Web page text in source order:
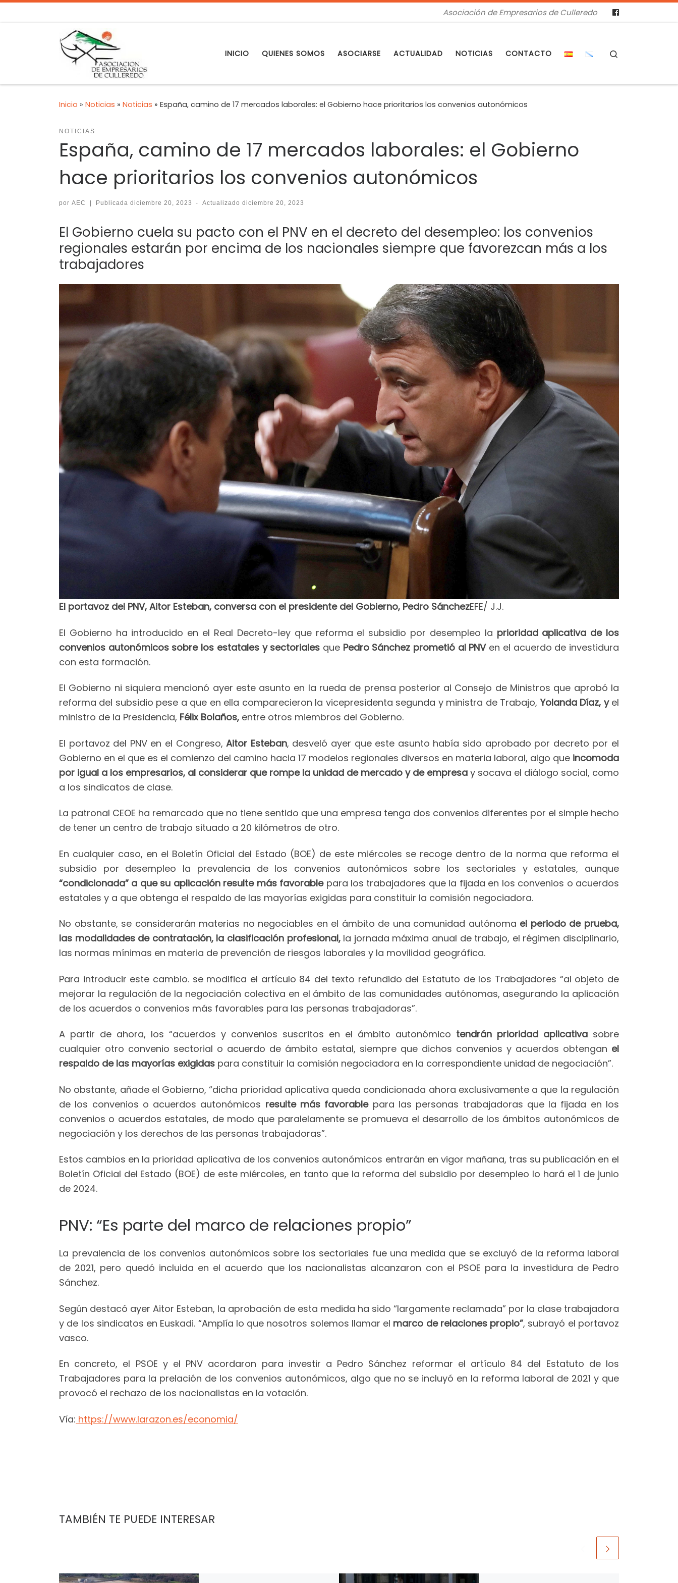
Asociación de Empresarios de Culleredo
INICIO QUIENES SOMOS ASOCIARSE ACTUALIDAD NOTICIAS CONTACTO
Inicio » Noticias » Noticias » España, camino de 17 mercados laborales: el Gobierno hace prioritarios los convenios autonómicos
NOTICIAS
España, camino de 17 mercados laborales: el Gobierno
hace prioritarios los convenios autonómicos
por AEC | Publicada diciembre 20, 2023 - Actualizadodiciembre 20, 2023
El Gobierno cuela su pacto con el PNV en el decreto del desempleo: los convenios
regionales estarán por encima de los nacionales siempre que favorezcan más a los
trabajadores
El portavoz del PNV, Aitor Esteban, conversa con el presidente del Gobierno, Pedro SánchezEFE/ J.J.
El Gobierno ha introducido en el Real Decreto-ley que reforma el subsidio por desempleo la prioridad aplicativa de los
convenios autonómicos sobre los estatales y sectoriales que Pedro Sánchez prometió al PNV en el acuerdo de investidura
con esta formación.
El Gobierno ni siquiera mencionó ayer este asunto en la rueda de prensa posterior al Consejo de Ministros que aprobó la
reforma del subsidio pese a que en ella comparecieron la vicepresidenta segunda y ministra de Trabajo, Yolanda Díaz, yel
ministro de la Presidencia, Félix Bolaños, entre otros miembros del Gobierno.
El portavoz del PNV en el Congreso, Aitor Esteban, desveló ayer que este asunto había sido aprobado por decreto por el
Gobierno en el que es el comienzo del camino hacia 17 modelos regionales diversos en materia laboral, algo que incomoda
por igual a los empresarios, al considerar que rompe la unidad de mercado y de empresa y socava el diálogo social, como
a los sindicatos de clase.
La patronal CEOE ha remarcado que no tiene sentido que una empresa tenga dos convenios diferentes por el simple hecho
de tener un centro de trabajo situado a 20 kilómetros de otro.
En cualquier caso, en el Boletín Oficial del Estado (BOE) de este miércoles se recoge dentro de la norma que reforma el
subsidio por desempleo la prevalencia de los convenios autonómicos sobre los sectoriales y estatales, aunque
“condicionada” a que su aplicación resulte más favorable para los trabajadores que la fijada en los convenios o acuerdos
estatales y a que obtenga el respaldo de las mayorías exigidas para constituir la comisión negociadora.
No obstante, se considerarán materias no negociables en el ámbito de una comunidad autónoma el periodo de prueba,
las modalidades de contratación, la clasificación profesional,la jornada máxima anual de trabajo, el régimen disciplinario,
las normas mínimas en materia de prevención de riesgos laborales y la movilidad geográfica.
Para introducir este cambio. se modifica el artículo 84 del texto refundido del Estatuto de los Trabajadores “al objeto de
mejorar la regulación de la negociación colectiva en el ámbito de las comunidades autónomas, asegurando la aplicación
de los acuerdos o convenios más favorables para las personas trabajadoras”.
A partir de ahora, los “acuerdos y convenios suscritos en el ámbito autonómico tendrán prioridad aplicativa sobre
cualquier otro convenio sectorial o acuerdo de ámbito estatal, siempre que dichos convenios y acuerdos obtengan el
respaldo de las mayorías exigidas para constituir la comisión negociadora en la correspondiente unidad de negociación”.
No obstante, añade el Gobierno, “dicha prioridad aplicativa queda condicionada ahora exclusivamente a que la regulación
de los convenios o acuerdos autonómicos resulte más favorablepara las personas trabajadoras que la fijada en los
convenios o acuerdos estatales, de modo que paralelamente se promueva el desarrollo de los ámbitos autonómicos de
negociación y los derechos de las personas trabajadoras”.
Estos cambios en la prioridad aplicativa de los convenios autonómicos entrarán en vigor mañana, tras su publicación en el
Boletín Oficial del Estado (BOE) de este miércoles, en tanto que la reforma del subsidio por desempleo lo hará el 1 de junio
de 2024.
PNV: “Es parte del marco de relaciones propio”
La prevalencia de los convenios autonómicos sobre los sectoriales fue una medida que se excluyó de la reforma laboral
de 2021, pero quedó incluida en el acuerdo que los nacionalistas alcanzaron con el PSOE para la investidura de Pedro
Sánchez.
Según destacó ayer Aitor Esteban, la aprobación de esta medida ha sido “largamente reclamada” por la clase trabajadora
y de los sindicatos en Euskadi. “Amplía lo que nosotros solemos llamar el marco de relaciones propio”, subrayó el portavoz
vasco.
En concreto, el PSOE y el PNV acordaron para investir a Pedro Sánchez reformar el artículo 84 del Estatuto de los
Trabajadores para la prelación de los convenios autonómicos, algo que no se incluyó en la reforma laboral de 2021 y que
provocó el rechazo de los nacionalistas en la votación.
Vía: https://www.larazon.es/economia/
TAMBIÉN TE PUEDE INTERESAR